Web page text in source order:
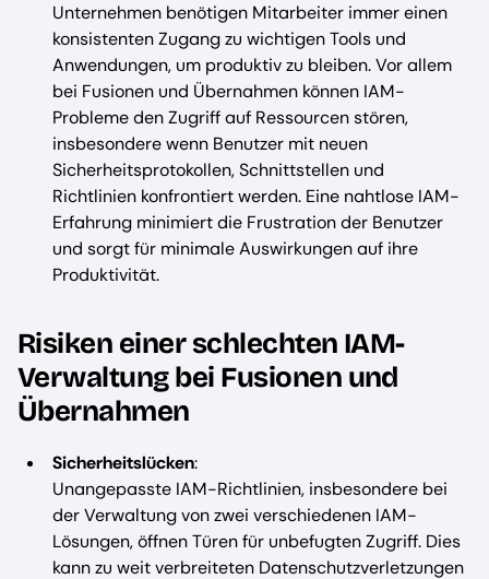
Unternehmen benötigen Mitarbeiter immer einen
konsistenten Zugang zu wichtigen Tools und
Anwendungen, um produktiv zu bleiben. Vor allem
bei Fusionen und Übernahmen können IAM-
Probleme den Zugriff auf Ressourcen stören,
insbesondere wenn Benutzer mit neuen
Sicherheitsprotokollen, Schnittstellen und
Richtlinien konfrontiert werden. Eine nahtlose IAM-
Erfahrung minimiert die Frustration der Benutzer
und sorgt für minimale Auswirkungen auf ihre
Produktivität.
Risiken einer schlechten IAM-
Verwaltung bei Fusionen und
Übernahmen
Sicherheitslücken:
Unangepasste IAM-Richtlinien, insbesondere bei
der Verwaltung von zwei verschiedenen IAM-
Lösungen, öffnen Türen für unbefugten Zugriff. Dies
kann zu weit verbreiteten Datenschutzverletzungen